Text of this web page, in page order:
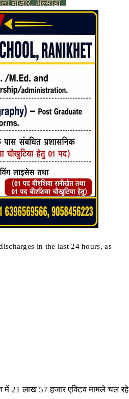
in the last 24 hours, as
में 21 लाख 57 हजार एक्टिव मामले चल रहे